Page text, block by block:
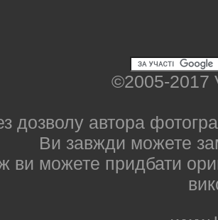
©2005-2017
дозволу автора
Ви завжди можете
ви можете придбати